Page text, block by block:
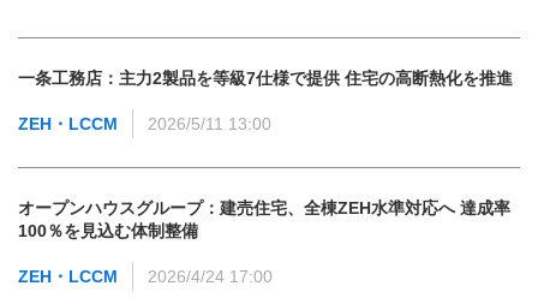
一条工務店：主力2製品を等級7仕様で提供 住宅の高断熱化を推進
ZEH・LCCM 2026/5/11 13:00
オープンハウスグループ：建売住宅、全棟ZEH水準対応へ 達成率
100％を見込む体制整備
ZEH・LCCM 2026/4/24 17:00